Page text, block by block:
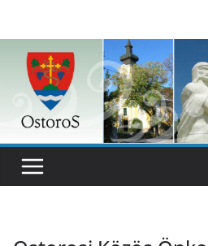
content